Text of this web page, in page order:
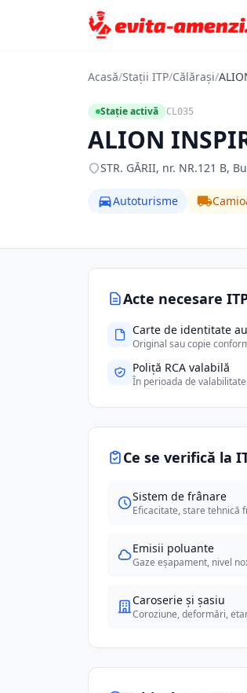
Acasă/Stații ITP/Călărași/
Stație activă CL035
ALION
STR. GĂRII, nr. NR.121 B,
Autoturisme
Acte necesare
Carte de identitate
Original sau copie
Poliță RCA valabilă
În perioada de valabilitate
Ce se verifică la
Sistem de frânare
Eficacitate, stare tehnică
Emisii poluante
Gaze eșapament, nivel
Caroserie și șasiu
Coroziune, deformări,